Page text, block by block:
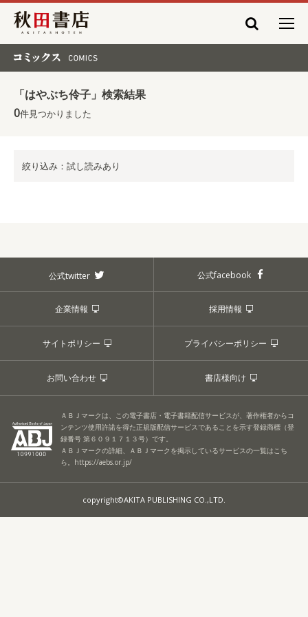
秋田書店
「はやぶち伶子」検索結果
0件見つかりました
絞り込み：試し読みあり
公式twitter 公式facebook
企業情報 採用情報
サイトポリシー プライバシーポリシー
お問い合わせ 書店様向け
ＡＢＪマークは、この電子書店・電子書籍配信サービスが、著作権者からコ
ンテンツ使用許諾を得た正規版配信サービスであることを示す登録商標（登
録番号 第６０９１７１３号）です。
ＡＢＪマークの詳細、ＡＢＪマークを掲示しているサービスの一覧はこち
ら。 https://aebs.or.jp/
copyright©AKITA PUBLISHING CO.,LTD.